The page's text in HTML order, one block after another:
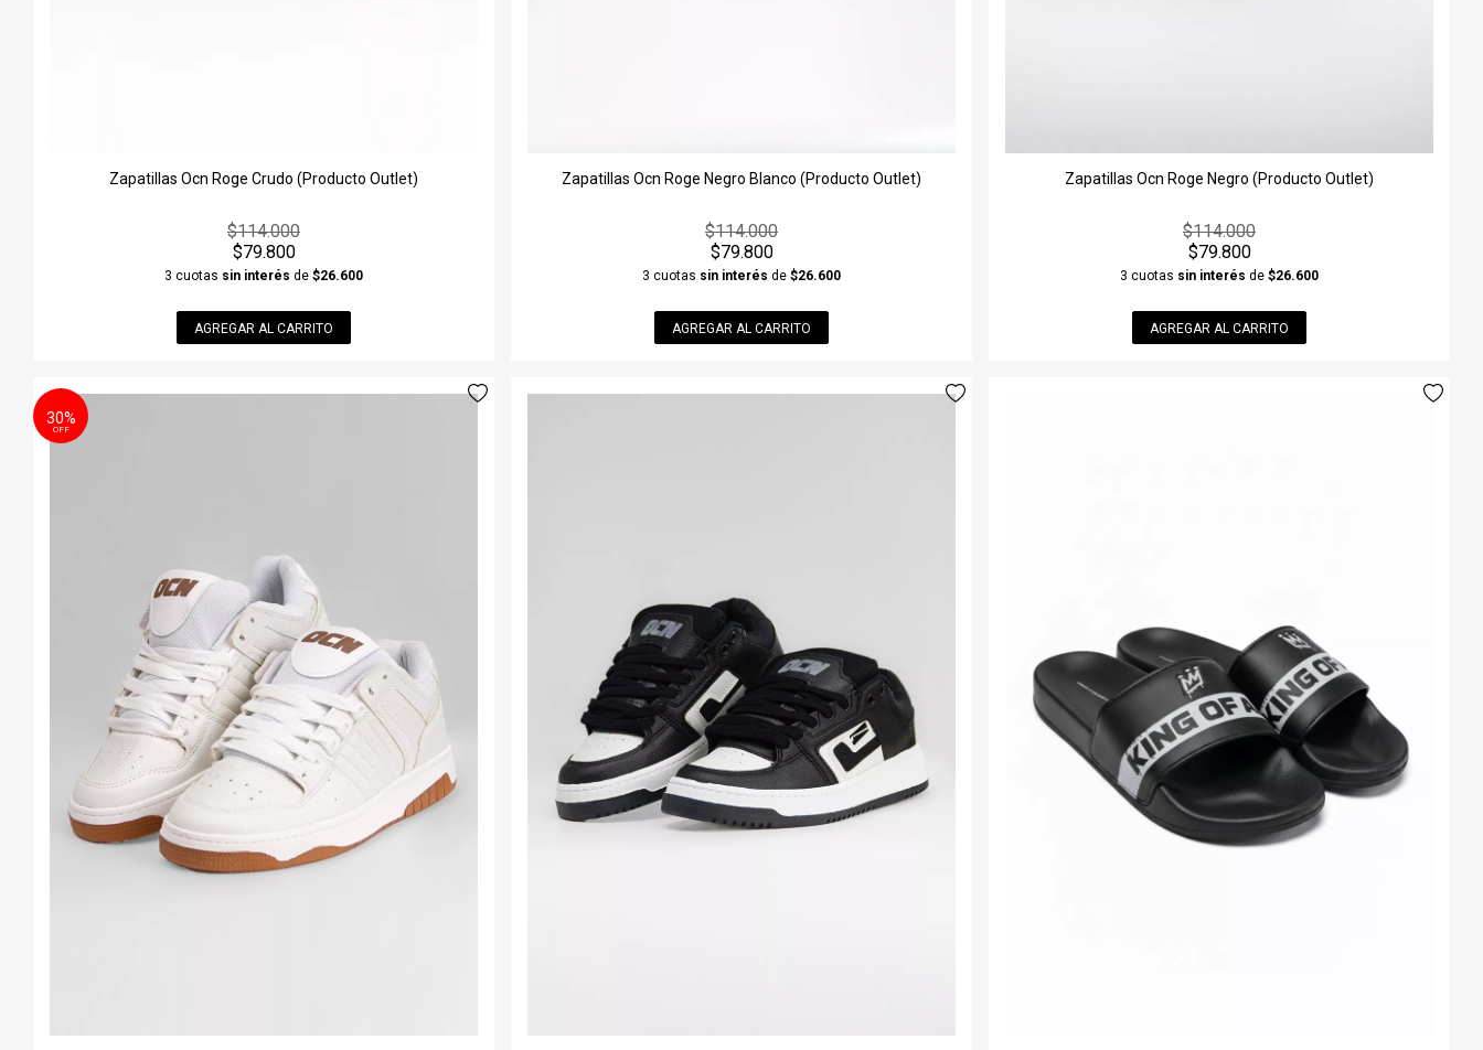
Zapatillas Ocn Roge Crudo (Producto Outlet)
$114.000
$79.800
3 cuotas sin interés de $26.600
AGREGAR AL CARRITO
Zapatillas Ocn Roge Negro Blanco (Producto Outlet)
$114.000
$79.800
3 cuotas sin interés de $26.600
AGREGAR AL CARRITO
Zapatillas Ocn Roge Negro (Producto Outlet)
$114.000
$79.800
3 cuotas sin interés de $26.600
AGREGAR AL CARRITO
30%
OFF